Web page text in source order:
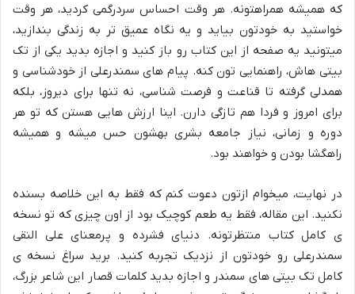
که همیشه همراهتونه. هر وقت احساس سردرگمی کردید، هر وقت
خواستید به خودتون بیاید و یه نگاه عمیق تر به زندگی بندازید،
میتونید یه صفحه از این کتاب رو باز کنید و اجازه بدید یکی از تک
بیتی هاش، راهنمایی تون کنه. پیام های سمندرعلی از خودشناسی و
همدلی گرفته تا قناعت و فرصت شناسی، نه تنها برای دیروز، بلکه
برای امروز و فردا هم تازگی دارن. اینا ارزش هایی هستن که تو هر
دوره و زمانی، نیاز جامعه بشری بهشون حس میشه و همیشه
راهگشا بودن و خواهند بود.
در نهایت، میخوام ازتون دعوت کنم که فقط به این خلاصه بسنده
نکنید. این مقاله، فقط یه طعم کوچیک بود از اون چیزی که تو نسخه
ی کامل کتاب منتظرتونه. دنیای فشرده و پرمعنای علی النقی
سمندرعلی رو خودتون از نزدیک تجربه کنید. برید سراغ نسخه ی
کامل تک بیتی های سمندر و اجازه بدید کلمات قصار این شاعر بزرگ،